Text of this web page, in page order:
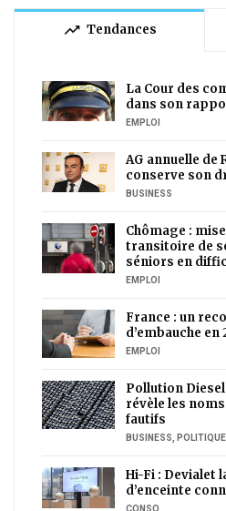
trending_up Tendances
La Cour des
dans son
EMPLOI
AG annuelle de
conserve son
BUSINESS
Chômage :
transitoire de
séniors en
EMPLOI
France : un
d’embauche en
EMPLOI
Pollution
révèle les
fautifs
BUSINESS POLITIQUE
Hi-Fi : Devialet
d’enceinte
CONSO